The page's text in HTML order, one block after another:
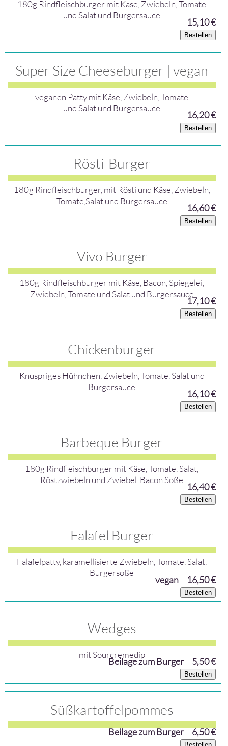
180g Rindfleischburger mit Käse, Zwiebeln, Tomate
und Salat und Burgersauce
15,10 €
Bestellen
Super Size Cheeseburger | vegan
veganen Patty mit Käse, Zwiebeln, Tomate
und Salat und Burgersauce
16,20 €
Bestellen
Rösti-Burger
180g Rindfleischburger, mit Rösti und Käse, Zwiebeln,
Tomate,Salat und Burgersauce
16,60 €
Bestellen
Vivo Burger
180g Rindfleischburger mit Käse, Bacon, Spiegelei,
Zwiebeln, Tomate und Salat und Burgersauce
17,10 €
Bestellen
Chickenburger
Knuspriges Hühnchen, Zwiebeln, Tomate, Salat und
Burgersauce
16,10 €
Bestellen
Barbeque Burger
180g Rindfleischburger mit Käse, Tomate, Salat,
Röstzwiebeln und Zwiebel-Bacon Soße
16,40 €
Bestellen
Falafel Burger
Falafelpatty, karamellisierte Zwiebeln, Tomate, Salat,
Burgersoße
vegan 16,50 €
Bestellen
Wedges
mit Sourcremedip
Beilage zum Burger 5,50 €
Bestellen
Süßkartoffelpommes
Beilage zum Burger 6,50 €